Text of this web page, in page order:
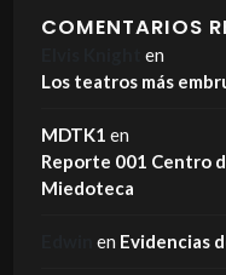
COMENTARIOS
en
Los teatros más
MDTK1 en
Reporte 001 Centro
Miedoteca
en Evidencias